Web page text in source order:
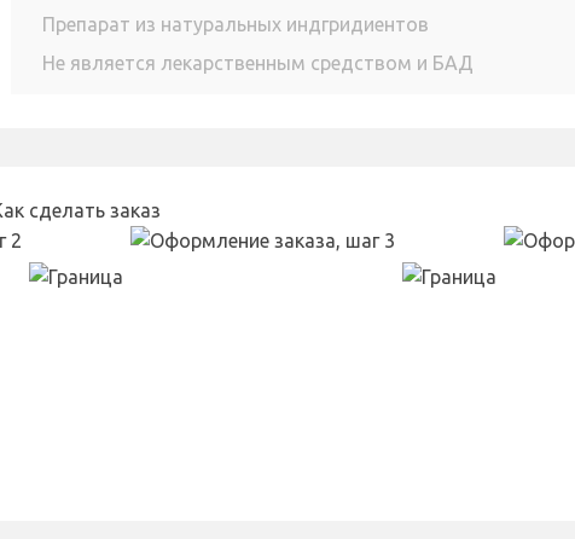
Препарат из натуральных индгридиентов
Не является лекарственным средством и БАД
сделать заказ